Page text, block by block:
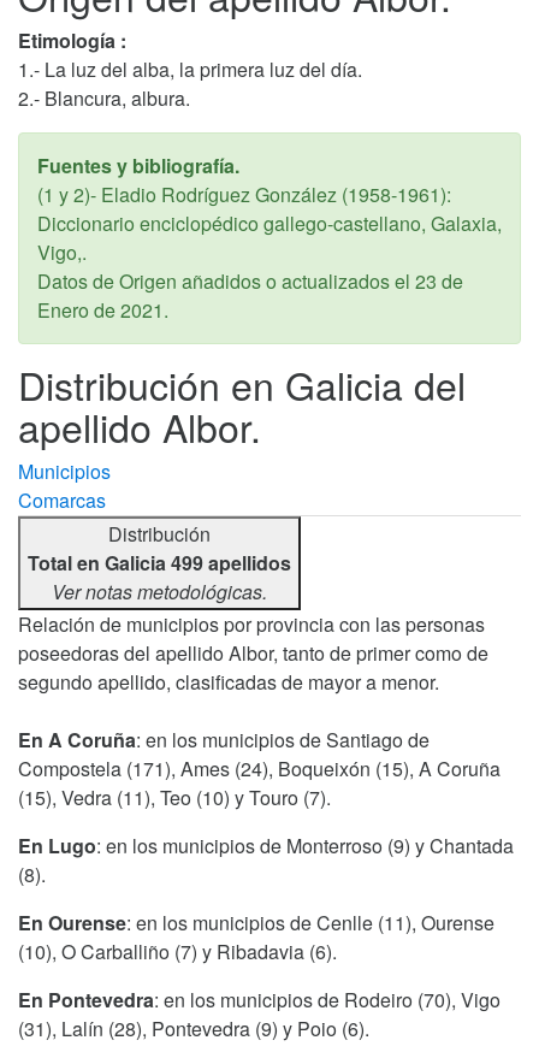
Etimología :
1.- La luz del alba, la primera luz del día.
2.- Blancura, albura.
Fuentes y bibliografía.
(1 y 2)- Eladio Rodríguez González (1958-1961):
Diccionario enciclopédico gallego-castellano, Galaxia,
Vigo,.
Datos de Origen añadidos o actualizados el 23 de
Enero de 2021.
Distribución en Galicia del
apellido Albor.
Municipios
Comarcas
Distribución
Total en Galicia 499 apellidos
Ver notas metodológicas.
Relación de municipios por provincia con las personas
poseedoras del apellido Albor, tanto de primer como de
segundo apellido, clasificadas de mayor a menor.
En A Coruña: en los municipios de Santiago de
Compostela (171), Ames (24), Boqueixón (15), A Coruña
(15), Vedra (11), Teo (10) y Touro (7).
En Lugo: en los municipios de Monterroso (9) y Chantada
(8).
En Ourense: en los municipios de Cenlle (11), Ourense
(10), O Carballiño (7) y Ribadavia (6).
En Pontevedra: en los municipios de Rodeiro (70), Vigo
(31), Lalín (28), Pontevedra (9) y Poio (6).